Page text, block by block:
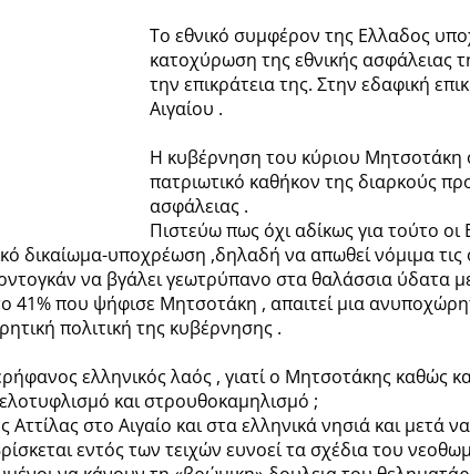
Το εθνικό συμφέρον της Ελλαδος
κατοχύρωση της εθνικής ασφάλειας
την επικράτεια της. Στην εδαφική
Αιγαίου .
Η κυβέρνηση του κύριου Μητσοτάκη
πατριωτικό καθήκον της διαρκούς
ασφάλειας .
Πιστεύω πως όχι αδίκως για τούτο
δικαίωμα-υποχρέωση ,δηλαδή να απωθεί νόμιμα
να βγάλει γεωτρύπανο στα θαλάσσια
που ψήφισε Μητσοτάκη , απαιτεί μια
πολιτική της κυβέρνησης .
ελληνικός λαός , γιατί ο Μητσοτάκης καθώς
και στρουθοκαμηλισμό ;
στο Αιγαίο και στα ελληνικά νησιά και μετά
εντός των τειχών ευνοεί τα σχέδια του